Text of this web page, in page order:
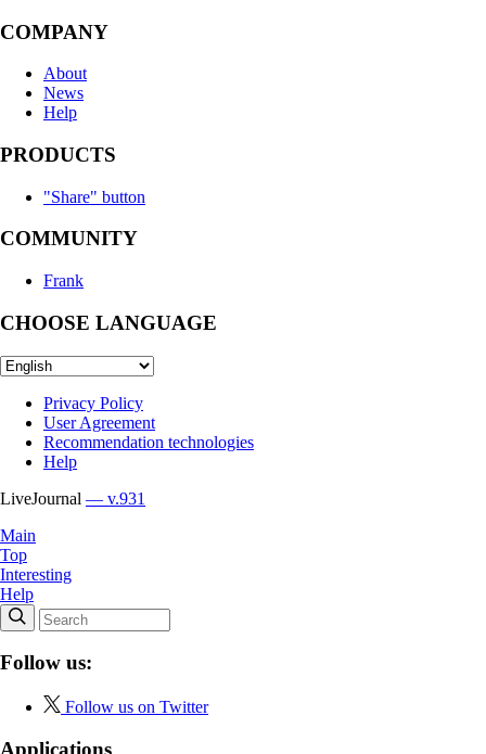
COMPANY
About
News
Help
PRODUCTS
"Share" button
COMMUNITY
Frank
CHOOSE LANGUAGE
Privacy Policy
User Agreement
Recommendation technologies
Help
LiveJournal — v.931
Main
Top
Interesting
Help
Follow us:
Follow us on Twitter
Applications